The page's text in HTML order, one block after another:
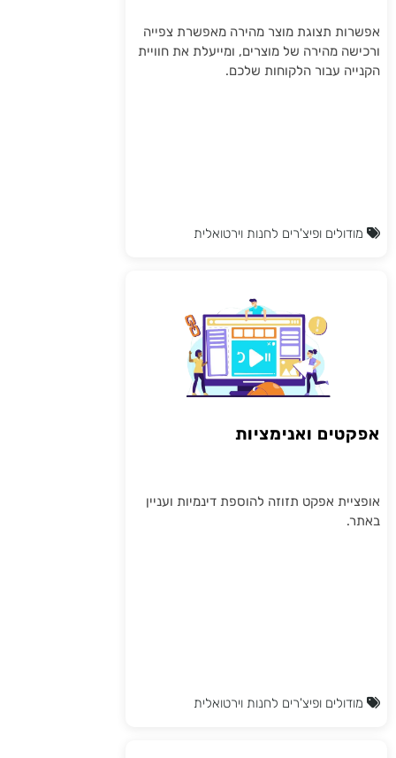
אפשרות תצוגת מוצר מהירה מאפשרת צפייה
ורכישה מהירה של מוצרים, ומייעלת את חוויית
הקנייה עבור הלקוחות שלכם.
מודולים ופיצ'רים לחנות וירטואלית
אפקטים ואנימציות
אופציית אפקט תזוזה להוספת דינמיות ועניין
באתר.
מודולים ופיצ'רים לחנות וירטואלית